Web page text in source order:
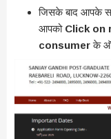
जिसके बाद आपके
आपको Click on
consumerके